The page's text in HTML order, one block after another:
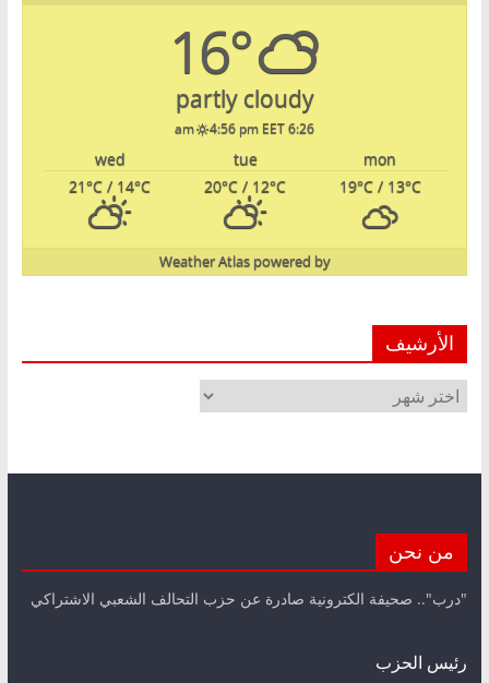
16°
partly cloudy
6:26 am
4:56 pm EET
mon
tue
wed
19°C/ 13°C
20°C / 12°C
21°C / 14°C
powered by
Weather Atlas
الأرشيف
الأرشيف
من نحن
"درب".. صحيفة الكترونية صادرة عن حزب التحالف الشعبي الاشتراكي
رئيس الحزب